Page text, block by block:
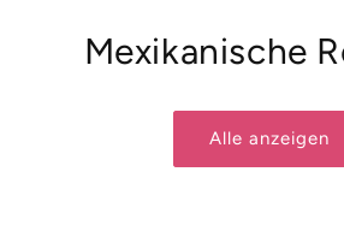
Mexikanische
Alle anzeigen